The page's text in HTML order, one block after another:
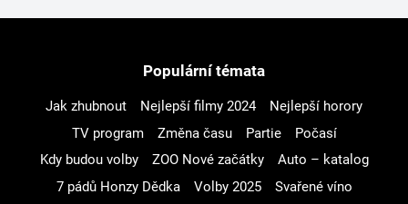
Populární témata
Jak zhubnout Nejlepší filmy 2024
Nejlepší horory
TV program
Změna času Partie
Počasí
Kdy budou volby
ZOO Nové začátky
Auto – katalog
7 pádů Honzy Dědka
Volby 2025
Svařené víno